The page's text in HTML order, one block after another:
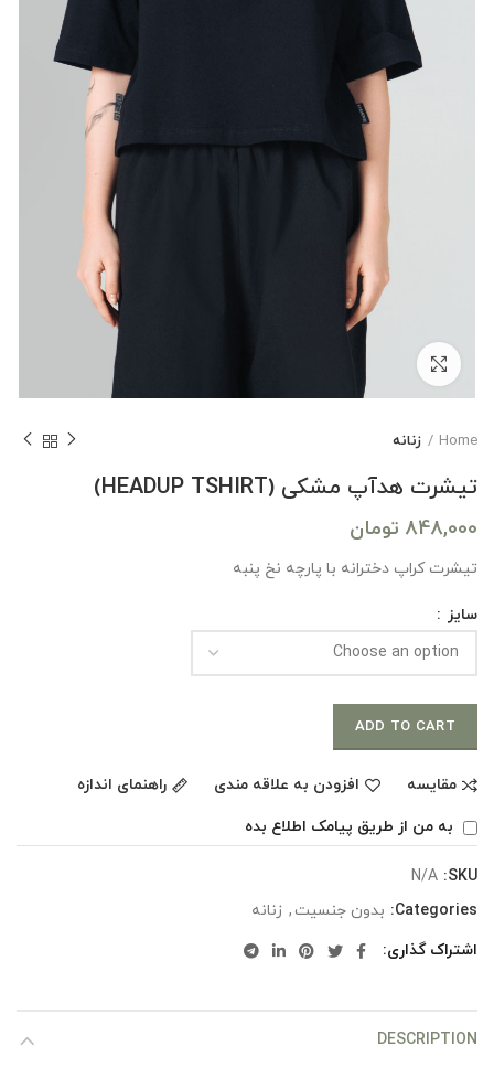
Home زنانه
تیشرت هدآپ مشکی (HEADUP TSHIRT)
848,000 تومان
تیشرت کراپ دخترانه با پارچه نخ پنبه
سایز
ADD TO CART
مقایسه افزودن به علاقه مندی
راهنمای اندازه
به من از طریق پیامک اطلاع بده
SKU:
N/A
Categories: بدون جنسیت , زنانه
اشتراک گذاری
DESCRIPTION